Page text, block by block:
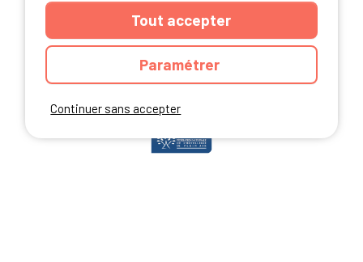
Continuer sans accepter
Tout accepter
Paramétrer